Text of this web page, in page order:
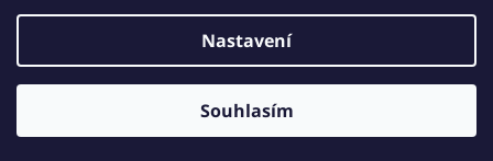
Nastavení
Souhlasím
Máme v pražírně krátkou dovolenou do středy 12.8. včetně.
Objednávky budeme odesílat od čtvrtka 13.8. Děkujeme za
Copyright 2026Pražírna Dalia Coffee. Všechna práva
vyhrazena.